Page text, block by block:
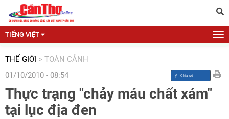
TIẾNG VIỆT
THẾ GIỚI > TOÀN CẢNH
01/10/2010 - 08:54
Thực trạng "chảy máu chất xám"
tại lục địa đen